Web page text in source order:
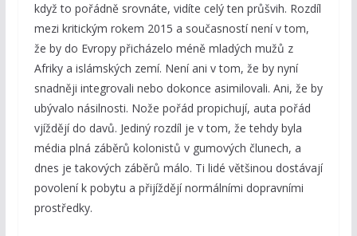
když to pořádně srovnáte, vidíte celý ten průšvih. Rozdíl
mezi kritickým rokem 2015 a současností není v tom,
že by do Evropy přicházelo méně mladých mužů z
Afriky a islámských zemí. Není ani v tom, že by nyní
snadněji integrovali nebo dokonce asimilovali. Ani, že by
ubývalo násilnosti. Nože pořád propichují, auta pořád
vjíždějí do davů. Jediný rozdíl je v tom, že tehdy byla
média plná záběrů kolonistů v gumových člunech, a
dnes je takových záběrů málo. Ti lidé většinou dostávají
povolení k pobytu a přijíždějí normálními dopravními
prostředky.